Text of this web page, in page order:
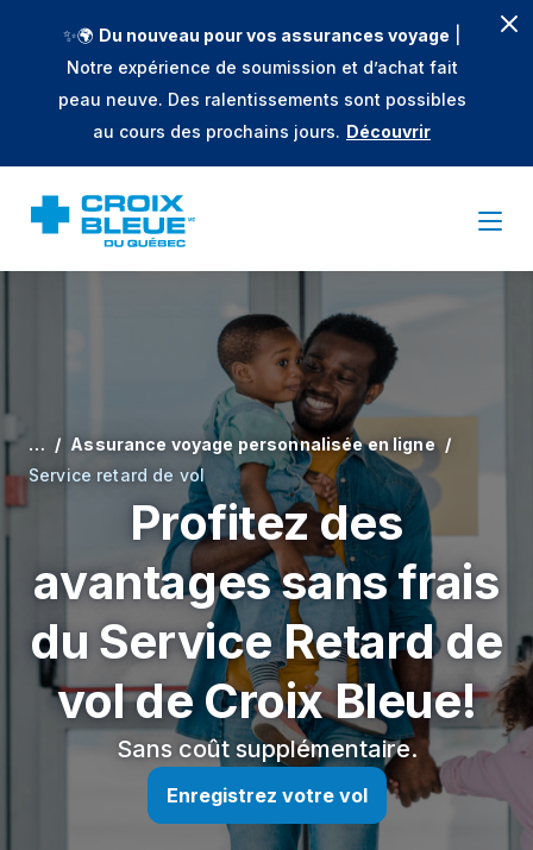
✨🌍 Du nouveau pour vos assurances voyage
Notre expérience de soumission et d’achat fait
peau neuve. Des ralentissements sont possibles
au cours des prochains jours. Découvrir
…
Assurance voyage personnalisée en ligne
Service retard de vol
Profitez des
avantages sans frais
du Service Retard de
vol de Croix Bleue!
Sans coût supplémentaire.
Enregistrez votre vol